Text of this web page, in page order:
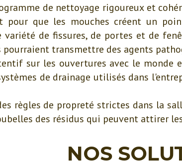
de nettoyage rigoureux et
pour que les mouches créent un
de fissures, de portes et de
pourraient transmettre des agents
sur les ouvertures avec le monde
de drainage utilisés dans
règles de propreté strictes dans la
des résidus qui peuvent attirer
NOS